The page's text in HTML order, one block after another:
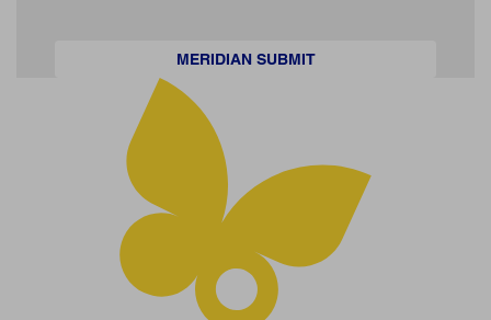
MERIDIAN SUBMIT